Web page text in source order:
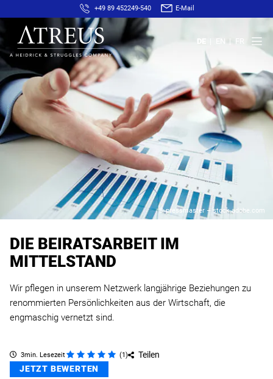
+49 89 452249-540 E-Mail
DE EN
© pressmaster – stock.adobe.com
DIE BEIRATSARBEIT IM
MITTELSTAND
Wir pflegen in unserem Netzwerk langjährige Beziehungen zu
renommierten Persönlichkeiten aus der Wirtschaft, die
engmaschig vernetzt sind.
3min. Lesezeit (1)
Teilen
JETZT BEWERTEN